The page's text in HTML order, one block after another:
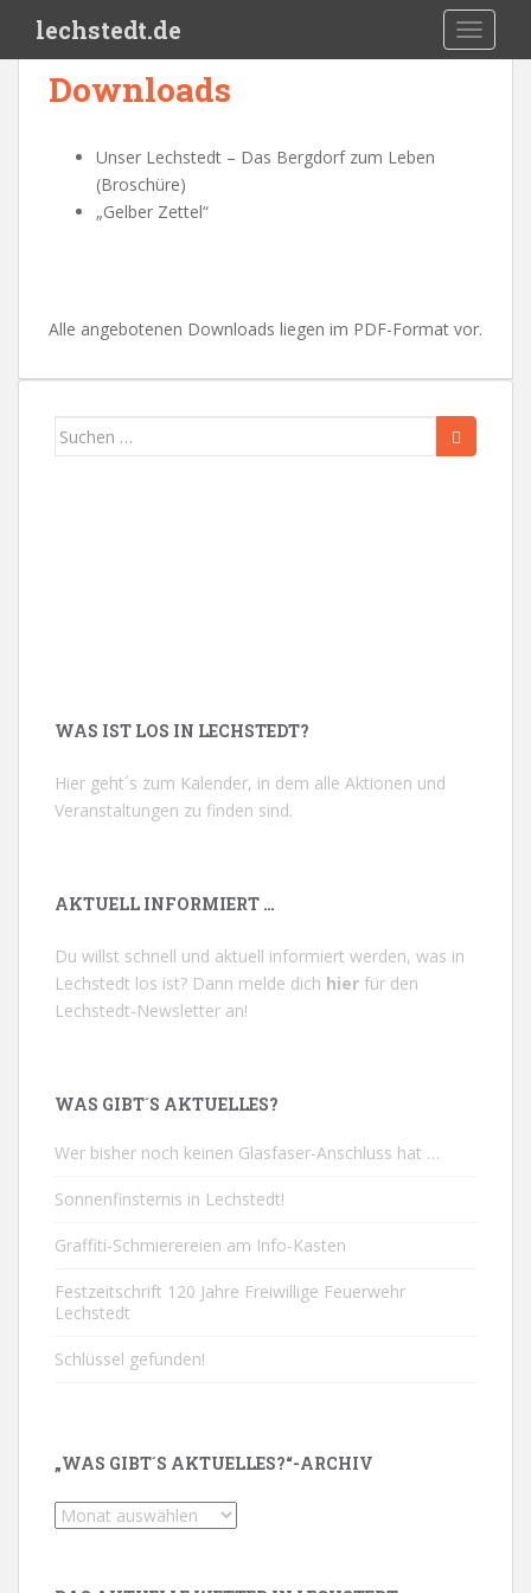
lechstedt.de
Downloads
Unser Lechstedt – Das Bergdorf zum Leben
(Broschüre)
„Gelber Zettel“
Alle angebotenen Downloads liegen im PDF-Format vor.
Suchen
WAS IST LOS IN LECHSTEDT?
Hier geht´s zum Kalender, in dem alle Aktionen und
Veranstaltungen zu finden sind.
AKTUELL INFORMIERT …
Du willst schnell und aktuell informiert werden, was in
Lechstedt los ist? Dann melde dich hier für den
Lechstedt-Newsletter an!
WAS GIBT´S AKTUELLES?
Wer bisher noch keinen Glasfaser-Anschluss hat …
Sonnenfinsternis in Lechstedt!
Graffiti-Schmierereien am Info-Kasten
Festzeitschrift 120 Jahre Freiwillige Feuerwehr
Lechstedt
Schlüssel gefunden!
„WAS GIBT´S AKTUELLES?“-ARCHIV
„Was